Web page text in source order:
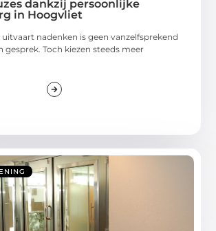
dankzij persoonlijke
in Hoogvliet
nadenken is geen vanzelfsprekend
gesprek. Toch kiezen steeds meer